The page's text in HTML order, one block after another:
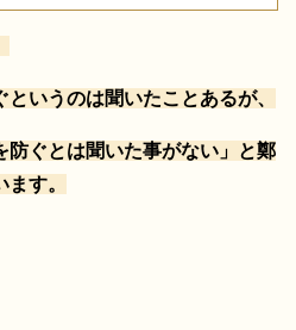
というのは聞いたことあるが、
防ぐとは聞いた事がない」と鄭
す。